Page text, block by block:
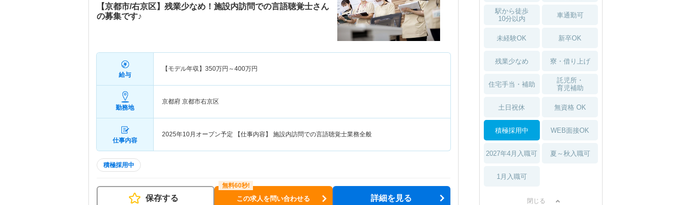
【京都市/右京区】残業少なめ！施設内訪問での言語聴覚士さん
の募集です♪
給与
【モデル年収】 350万円～400万円
勤務地
京都府 京都市右京区
仕事内容
2025年10月オープン予定 【仕事内容】 施設内訪問での言語聴覚士業務全般
積極採用中
保存する この求人を問い合わせる 詳細を見る
駅から徒歩
10分以内
車通勤可
未経験OK 新卒OK
残業少なめ 寮・借り上げ
住宅手当・補助
託児所・
育児補助
土日祝休 無資格 OK
積極採用中 WEB面接OK
2027年4月入職可 夏～秋入職可
1月入職可
閉じる